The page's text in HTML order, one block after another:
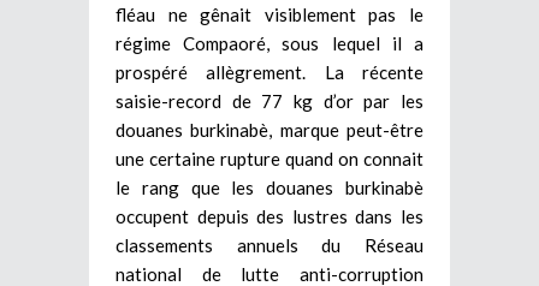
fléau ne gênait visiblement pas le
régime Compaoré, sous lequel il a
prospéré allègrement. La récente
saisie-record de 77 kg d’or par les
douanes burkinabè, marque peut-être
une certaine rupture quand on connait
le rang que les douanes burkinabè
occupent depuis des lustres dans les
classements annuels du Réseau
national de lutte anti-corruption